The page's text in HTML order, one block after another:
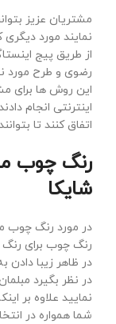
مشتریان عزیز
نمایند مورد
از طریق پیج
رضوی و طرح مورد
این روش ها برای
اینترنتی انجام
اتفاق کنند تا
رنگ چوب
شایکا
در مورد رنگ چوب
رنگ چوب برای رنگ
در ظاهر زیبا دادن
در نظر بگیرد
نمایید علاوه بر
شما همواره در